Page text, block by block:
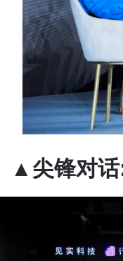
▲尖锋对话